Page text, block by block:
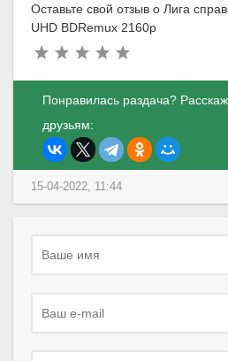
Оставьте свой отзыв о Лига
UHD BDRemux 2160p
Понравилась раздача?
друзьям:
15-04-2022, 11:44